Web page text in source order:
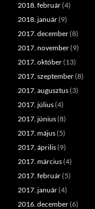
2018. február(4)
2018. január(9)
2017. december(8)
2017. november(9)
2017. október(13)
2017. szeptember(8)
2017. augusztus(3)
2017. július(4)
2017. június(8)
2017. május(5)
2017. április(9)
2017. március(4)
2017. február(5)
2017. január(4)
2016. december(6)